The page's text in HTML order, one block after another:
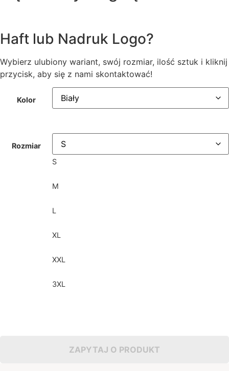
Haft lub Nadruk Logo?
Wybierz ulubiony wariant, swój rozmiar, ilość sztuk i kliknij
przycisk, aby się z nami skontaktować!
Kolor
Rozmiar
S
M
L
XL
XXL
3XL
ZAPYTAJ O PRODUKT